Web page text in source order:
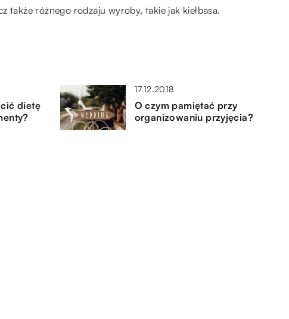
także różnego rodzaju wyroby, takie jak kiełbasa.
dietę
17.12.2018
O czym pamiętać przy
organizowaniu przyjęcia?